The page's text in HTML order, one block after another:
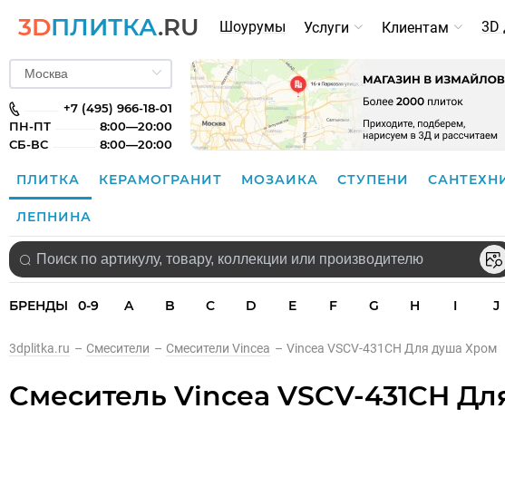
3DПЛИТКА.RU Шоурумы Услуги Клиентам 3D
+7 (495) 966-18-01
ПН-ПТ
8:00—20:00
СБ-ВС
8:00—20:00
ПЛИТКА КЕРАМОГРАНИТ МОЗАИКА СТУПЕНИ
ЛЕПНИНА
БРЕНДЫ 0-9 A B C D E F G H I J
3dplitka.ru – Смесители – Смесители Vincea – Vincea VSCV-431CH Для душа Хром
Смеситель Vincea VSCV-431CH